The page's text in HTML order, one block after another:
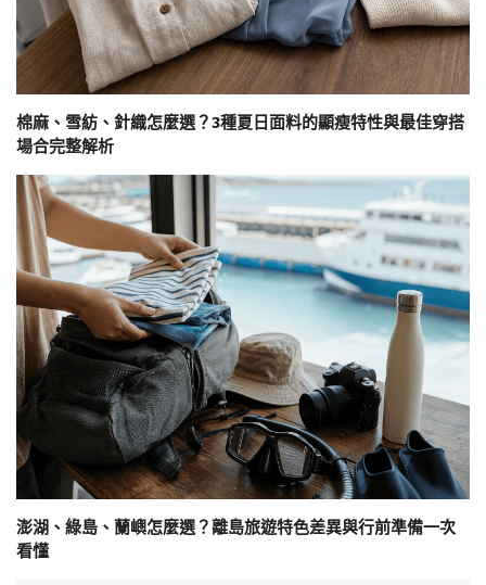
棉麻、雪紡、針織怎麼選？3種夏日面料的顯瘦特性與最佳穿搭
場合完整解析
澎湖、綠島、蘭嶼怎麼選？離島旅遊特色差異與行前準備一次
看懂